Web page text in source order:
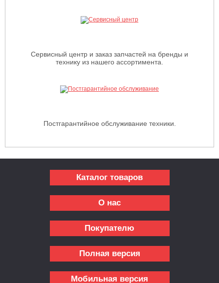
Сервисный центр и заказ запчастей на бренды и
технику из нашего ассортимента.
Постгарантийное обслуживание техники.
Каталог товаров
О нас
Покупателю
Полная версия
Мобильная версия